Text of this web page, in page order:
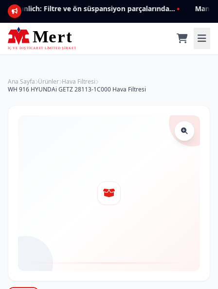
Mannlich: Filtre ve ön süspansiyon parçalarında genişleyen ürün yelpazesiyle kalite ve güven.
Ana Sayfa Ürünler Hava Filtresi
WH 916 HYUNDAi GETZ 28113-1C000 Hava Filtresi